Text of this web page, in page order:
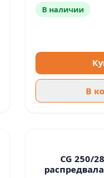
В наличии
В
CG 250/